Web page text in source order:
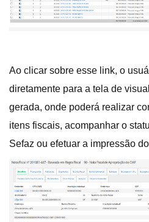
Ao clicar sobre esse link, o
diretamente para a tela de
gerada, onde poderá realizar
itens fiscais, acompanhar o
Sefaz ou efetuar a impressão